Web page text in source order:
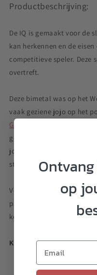
Productbeschrijving:
De IQ is gemaakt voor de
kan herkennen en de
competitieve speler. Deze
overtreft.
Deze bimetal was op het
vaak geziene jojo op het
Gallegos
gebruikte hem. Het feit
jojo links laten liggen en
standaard IQ wil wel
Voor wie op zoek naar
past bij de huidige
keuze.
Kenmerken:
Ultra
Ontvang
op